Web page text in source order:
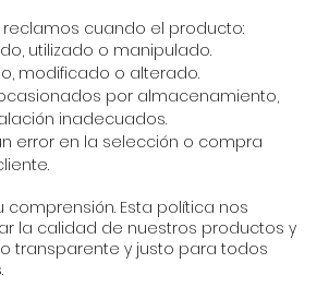
cuando el producto:
utilizado o manipulado.
modificado o alterado.
por almacenamiento,
inadecuados.
error en la selección o compra
Esta política nos
la calidad de nuestros productos y
transparente y justo para todos